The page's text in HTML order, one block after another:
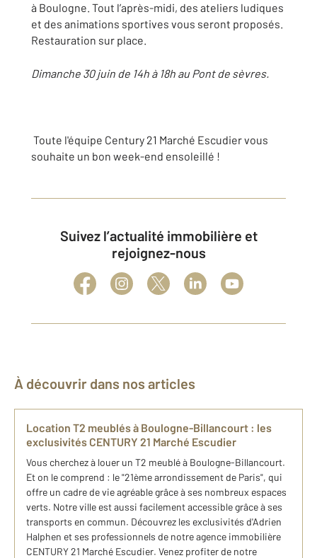
à Boulogne. Tout l’après-midi, des ateliers ludiques
et des animations sportives vous seront proposés.
Restauration sur place.
Dimanche 30 juin de 14h à 18h au Pont de sèvres.
Toute l'équipe Century 21 Marché Escudier vous
souhaite un bon week-end ensoleillé !
Suivez l’actualité immobilière et
rejoignez-nous
À découvrir dans nos articles
Location T2 meublés à Boulogne-Billancourt : les
exclusivités CENTURY 21 Marché Escudier
Vous cherchez à louer un T2 meublé à Boulogne-Billancourt.
Et on le comprend : le "21ème arrondissement de Paris", qui
offre un cadre de vie agréable grâce à ses nombreux espaces
verts. Notre ville est aussi facilement accessible grâce à ses
transports en commun. Découvrez les exclusivités d'Adrien
Halphen et ses professionnels de notre agence immobilière
CENTURY 21 Marché Escudier. Venez profiter de notre